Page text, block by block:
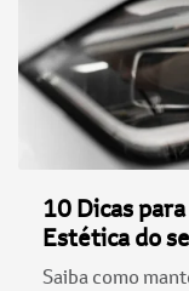
10 Dicas
Estética do
Saiba como